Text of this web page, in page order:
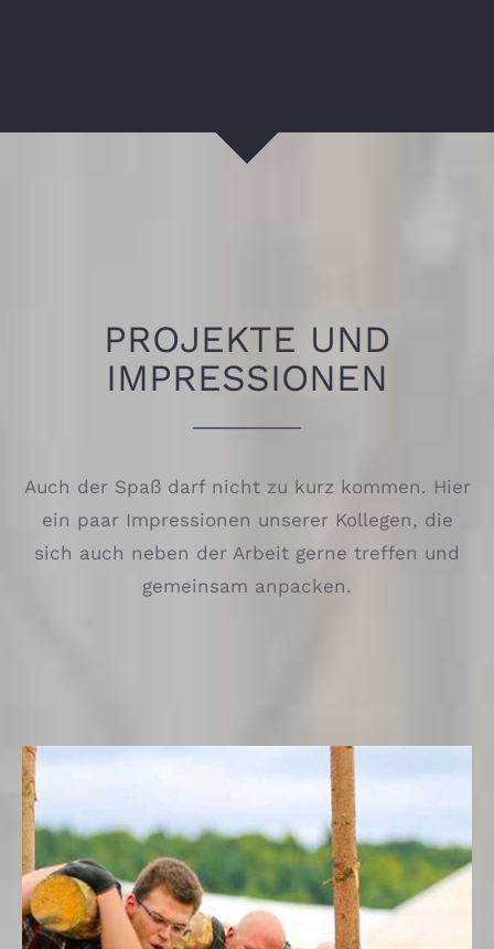
PROJEKTE UND
IMPRESSIONEN
Auch der Spaß darf nicht zu kurz kommen. Hier
ein paar Impressionen unserer Kollegen, die
sich auch neben der Arbeit gerne treffen und
gemeinsam anpacken.